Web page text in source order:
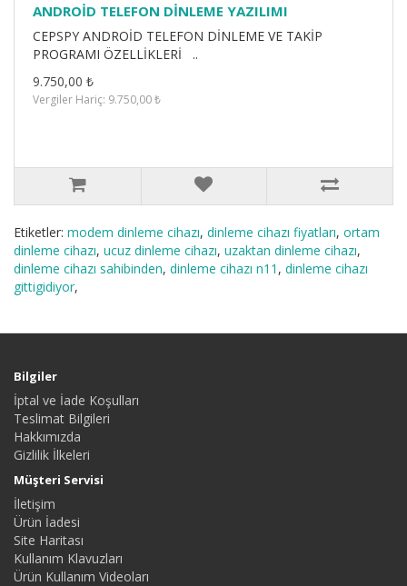
ANDROİD TELEFON DİNLEME YAZILIMI
CEPSPY ANDROİD TELEFON DİNLEME VE TAKİP
PROGRAMI ÖZELLİKLERİ ..
9.750,00 ₺
Vergiler Hariç: 9.750,00 ₺
Etiketler: modem dinleme cihazı, dinleme cihazı fiyatları, ortam
dinleme cihazı, ucuz dinleme cihazı, uzaktan dinleme cihazı,
dinleme cihazı sahibinden, dinleme cihazı n11 , dinleme cihazı
gittigidiyor,
Bilgiler
İptal ve İade Koşulları
Teslimat Bilgileri
Hakkımızda
Gizlilik İlkeleri
Müşteri Servisi
İletişim
Ürün İadesi
Site Haritası
Kullanım Klavuzları
Ürün Kullanım Videoları